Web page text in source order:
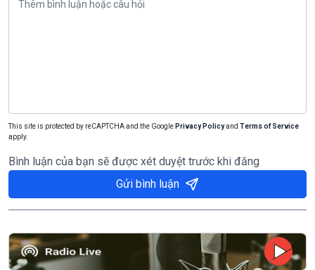
This site is protected by reCAPTCHA and the Google Privacy Policyand Terms of Service
apply.
Bình luận của bạn sẽ được xét duyệt trước khi đăng
Gửi bình luận